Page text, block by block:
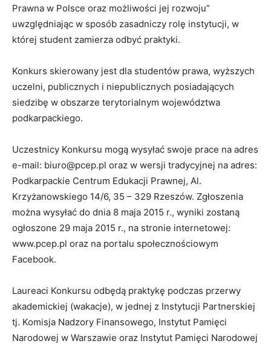
Prawna w Polsce oraz możliwości jej rozwoju”
uwzględniając w sposób zasadniczy rolę instytucji, w
której student zamierza odbyć praktyki.
Konkurs skierowany jest dla studentów prawa, wyższych
uczelni, publicznych i niepublicznych posiadających
siedzibę w obszarze terytorialnym województwa
podkarpackiego.
Uczestnicy Konkursu mogą wysyłać swoje prace na adres
e-mail: biuro@pcep.pl oraz w wersji tradycyjnej na adres:
Podkarpackie Centrum Edukacji Prawnej, Al.
Krzyżanowskiego 14/6, 35 – 329 Rzeszów. Zgłoszenia
można wysyłać do dnia 8 maja 2015 r., wyniki zostaną
ogłoszone 29 maja 2015 r., na stronie internetowej:
www.pcep.pl oraz na portalu społecznościowym
Facebook.
Laureaci Konkursu odbędą praktykę podczas przerwy
akademickiej (wakacje), w jednej z Instytucji Partnerskiej
tj. Komisja Nadzory Finansowego, Instytut Pamięci
Narodowej w Warszawie oraz Instytut Pamięci Narodowej